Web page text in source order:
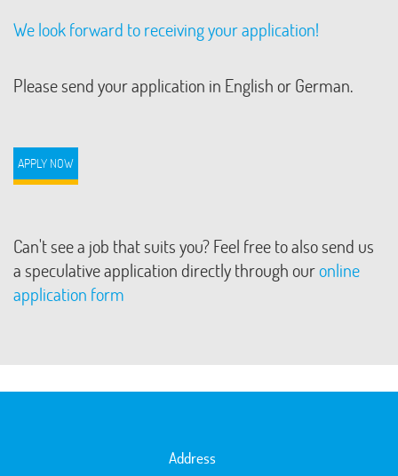
We look forward to receiving your application!
Please send your application in English or German.
APPLY NOW
Can't see a job that suits you? Feel free to also send us
a speculative application directly through ouronline
application form
Address